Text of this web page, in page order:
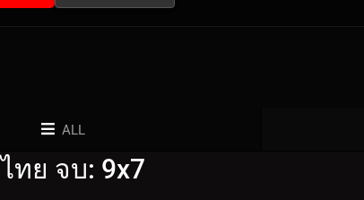
ALL
ทย จบ: 9x7